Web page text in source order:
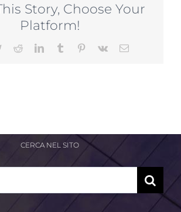
Story, Choose Your
Platform!
TwitterRedditLinkedInTumblr Pinterest
Vk Email
CERCA NEL SITO